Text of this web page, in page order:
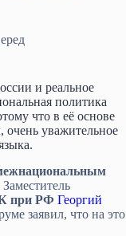
и реальное
политика
что в её основе
уважительное
Заместитель
при РФ Георгий
заявил, что на это